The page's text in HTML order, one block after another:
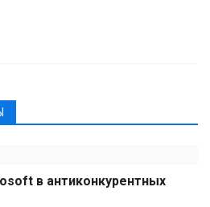
в антиконкурентных